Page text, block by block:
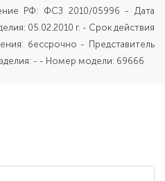
РФ: ФСЗ 2010/05996 - Дата
05.02.2010 г. - Срок действия
бессрочно - Представитель
- - Номер модели: 69666